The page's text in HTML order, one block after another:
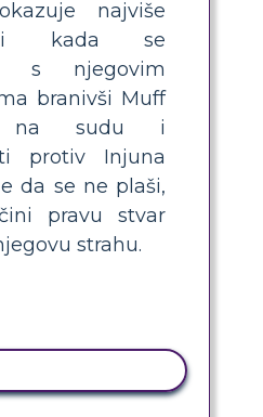
najviše
kada se
s njegovim
branivši Muff
na sudu i
protiv Injuna
da se ne plaši,
pravu stvar
strahu.